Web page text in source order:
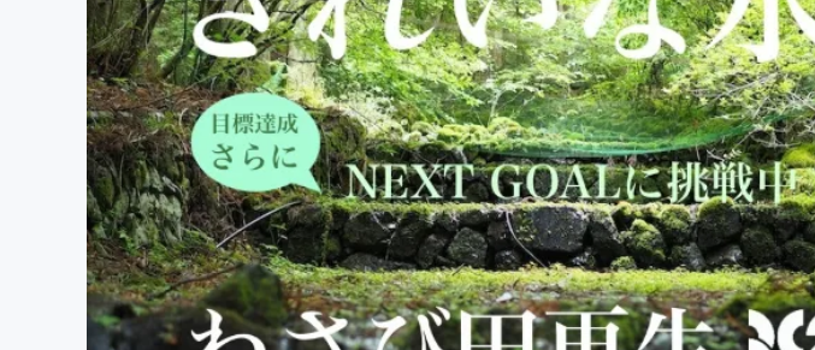
テクノロジー・ガジェット ゲーム・サービス開発
映像・映画 書籍・雑誌出版
ビジネス・起業 チャレンジ
まちづくり・地域活性化
CAMPFIRE for Social
CAMPFIREふるさと納